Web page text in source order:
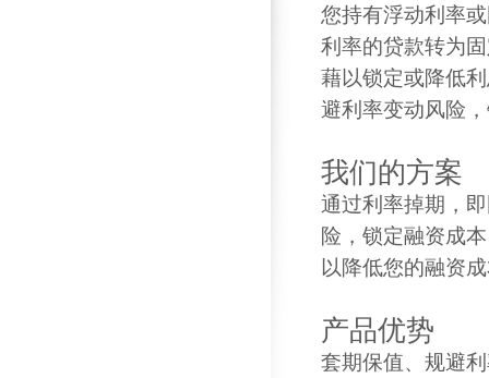
您持有浮动利率
利率的贷款转为
藉以锁定或降低
避利率变动风险
我们的方案
通过利率掉期，
险，锁定融资成
以降低您的融资
产品优势
套期保值、规避